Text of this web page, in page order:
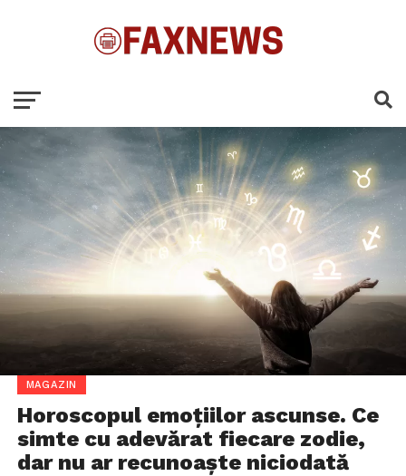
MAGAZIN
Horoscopul emoțiilor ascunse. Ce
simte cu adevărat fiecare zodie,
dar nu ar recunoaște niciodată